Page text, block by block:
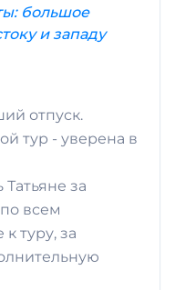
большое
и западу
отпуск.
тур - уверена в
за
всем
туру, за